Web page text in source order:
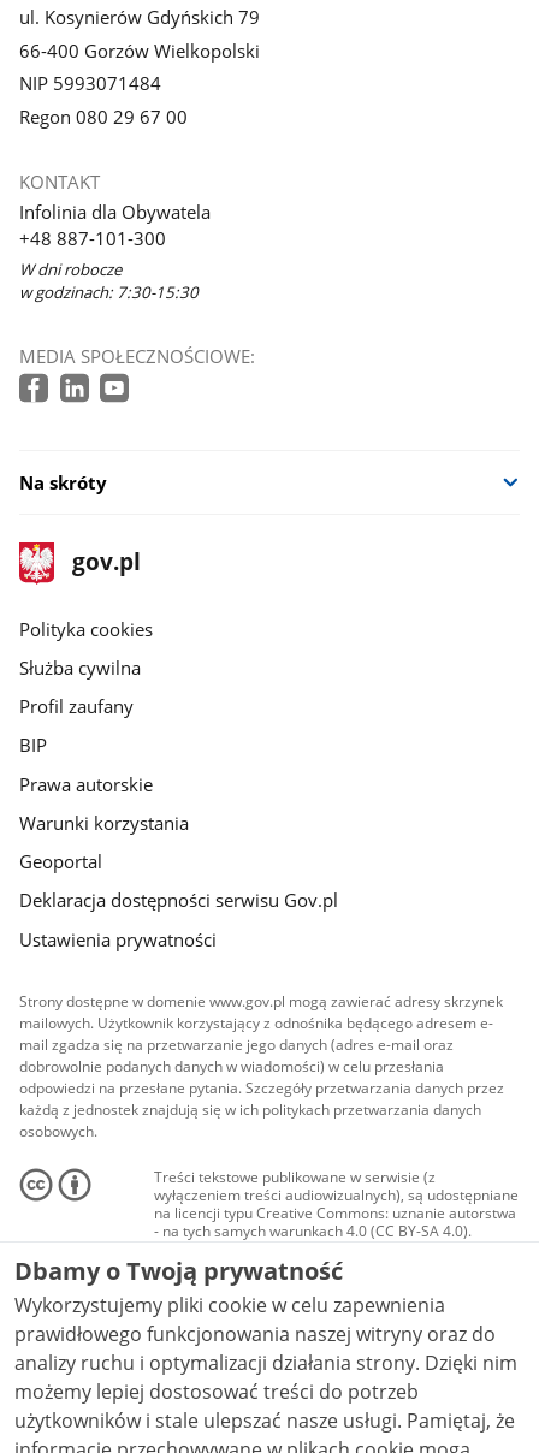
ul. Kosynierów Gdyńskich 79
66-400 Gorzów Wielkopolski
NIP 5993071484
Regon 080 29 67 00
KONTAKT
Infolinia dla Obywatela
+48 887-101-300
W dni robocze
w godzinach: 7:30-15:30
MEDIA SPOŁECZNOŚCIOWE:
Na skróty
stopka
gov.pl
Strona
gov.pl
gov.pl
Polityka cookies
Służba cywilna
Profil zaufany
BIP
Prawa autorskie
Warunki korzystania
Geoportal
Deklaracja dostępności serwisu Gov.pl
Ustawienia prywatności
Strony dostępne w domenie www.gov.pl mogą zawierać adresy skrzynek
mailowych. Użytkownik korzystający z odnośnika będącego adresem e-
mail zgadza się na przetwarzanie jego danych (adres e-mail oraz
dobrowolnie podanych danych w wiadomości) w celu przesłania
odpowiedzi na przesłane pytania. Szczegóły przetwarzania danych przez
każdą z jednostek znajdują się w ich politykach przetwarzania danych
osobowych.
Treści tekstowe publikowane w serwisie (z
wyłączeniem treści audiowizualnych), są udostępniane
na licencji typu Creative Commons: uznanie autorstwa
- na tych samych warunkach 4.0 (CC BY-SA 4.0).
Materiały audiowizualne, w tym zdjęcia, materiały
audio i wideo, są udostępniane na licencji typu
Creative Commons: uznanie autorstwa użycie
niekomercyjne - bez utworów zależnych 4.0 (CC BY-
NC-ND 4.0), o ile nie jest to stwierdzone inaczej.
Dbamy o Twoją prywatność
Wykorzystujemy pliki cookie w celu zapewnienia
prawidłowego funkcjonowania naszej witryny oraz do
analizy ruchu i optymalizacji działania strony. Dzięki nim
możemy lepiej dostosować treści do potrzeb
użytkowników i stale ulepszać nasze usługi. Pamiętaj, że